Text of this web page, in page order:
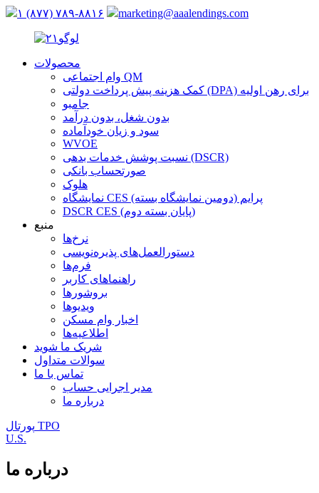
۱ (۸۷۷) ۷۸۹-۸۸۱۶ marketing@aaalendings.com
محصولات
وام اجتماعی QM
کمک هزینه پیش پرداخت دولتی (DPA) برای رهن اولیه
جامبو
بدون شغل، بدون درآمد
سود و زیان خودآماده
WVOE
نسبت پوشش خدمات بدهی (DSCR)
صورتحساب بانکی
هلوک
نمایشگاه CES پرایم (دومین نمایشگاه بسته)
DSCR CES (پایان بسته دوم)
منبع
نرخ‌ها
دستورالعمل‌های پذیره‌نویسی
فرم‌ها
راهنماهای کاربر
بروشورها
ویدیوها
اخبار وام مسکن
اطلاعیه‌ها
شریک ما شوید
سوالات متداول
تماس با ما
مدیر اجرایی حساب
درباره ما
پورتال TPO
U.S.
درباره ما